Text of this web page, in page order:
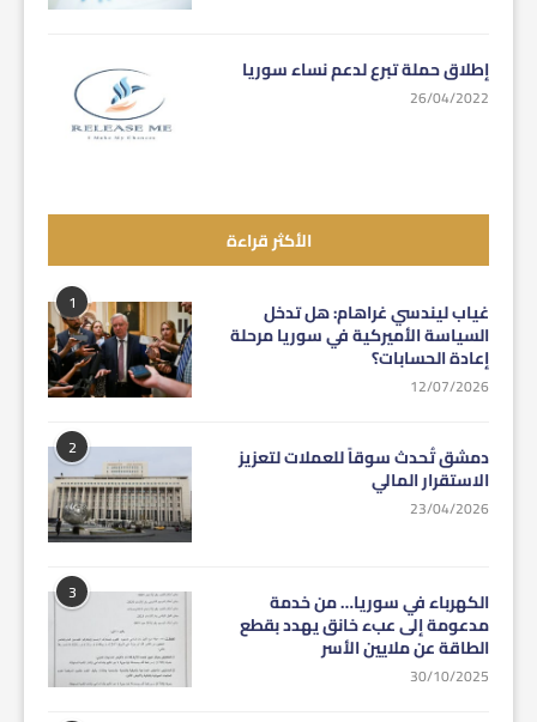
إطلاق حملة تبرع لدعم نساء سوريا
26/04/2022
الأكثر قراءة
1 غياب ليندسي غراهام: هل تدخل
السياسة الأميركية في سوريا مرحلة
إعادة الحسابات؟
12/07/2026
2 دمشق تُحدث سوقاً للعملات لتعزيز
الاستقرار المالي
23/04/2026
3 الكهرباء في سوريا… من خدمة
مدعومة إلى عبء خانق يهدد بقطع
الطاقة عن ملايين الأسر
30/10/2025